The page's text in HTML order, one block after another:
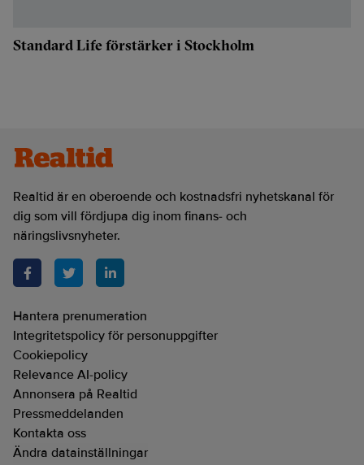
Standard Life förstärker i Stockholm
Realtid är en oberoende och kostnadsfri nyhetskanal för
dig som vill fördjupa dig inom finans- och
näringslivsnyheter.
Hantera prenumeration
Integritetspolicy för personuppgifter
Cookiepolicy
Relevance AI-policy
Annonsera på Realtid
Pressmeddelanden
Kontakta oss
Ändra datainställningar